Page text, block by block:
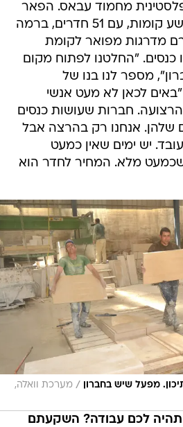
מחמוד עבאס. הפאר
ניבט כאן מכל עבר. תשע קומות, עם 51 חדרים, ברמה
מדרגות מפואר לקומת
כנסים. "החלטנו לפתוח מקום
מספר לנו בנו של
לכאן לא מעט אנשי
חברות שעושות כנסים
שלהן. אנחנו רק בהרצה אבל
יש ימים שאין כמעט
מלא. המחיר לחדר הוא
מפעל שיש בחברון / מערכת וואלה,
לכם עבודה? השקעתם